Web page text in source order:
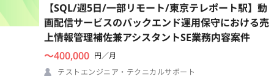
【SQL/週5日/一部リモート/東京テレポート駅】動
画配信サービスのバックエンド運用保守における売
上情報管理補佐兼アシスタントSE業務内容案件
〜400,000 円／月
テストエンジニア・テクニカルサポート